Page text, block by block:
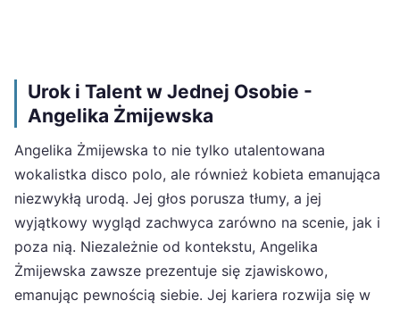
Urok i Talent w Jednej Osobie -
Angelika Żmijewska
Angelika Żmijewska to nie tylko utalentowana
wokalistka disco polo, ale również kobieta emanująca
niezwykłą urodą. Jej głos porusza tłumy, a jej
wyjątkowy wygląd zachwyca zarówno na scenie, jak i
poza nią. Niezależnie od kontekstu, Angelika
Żmijewska zawsze prezentuje się zjawiskowo,
emanując pewnością siebie. Jej kariera rozwija się w